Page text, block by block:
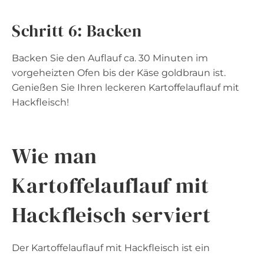
Schritt 6: Backen
Backen Sie den Auflauf ca. 30 Minuten im
vorgeheizten Ofen bis der Käse goldbraun ist.
Genießen Sie Ihren leckeren Kartoffelauflauf mit
Hackfleisch!
Wie man
Kartoffelauflauf mit
Hackfleisch serviert
Der Kartoffelauflauf mit Hackfleisch ist ein